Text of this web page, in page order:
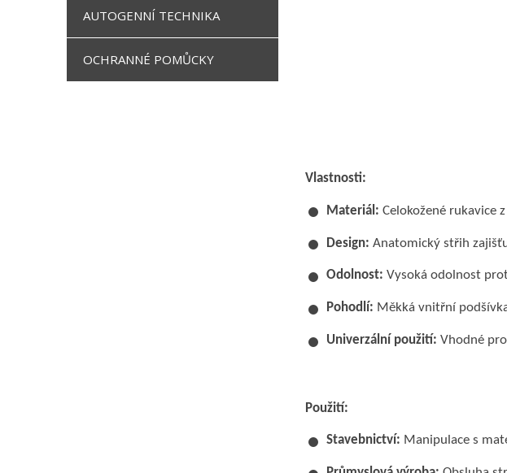
AUTOGENNÍ TECHNIKA
OCHRANNÉ POMŮCKY
Vlastnosti:
Materiál: Celokožené rukavice
Design: Anatomický střih
Odolnost: Vysoká odolnost
Pohodlí: Měkká vnitřní
Univerzální použití: Vhodné
Použití:
Stavebnictví: Manipulace s